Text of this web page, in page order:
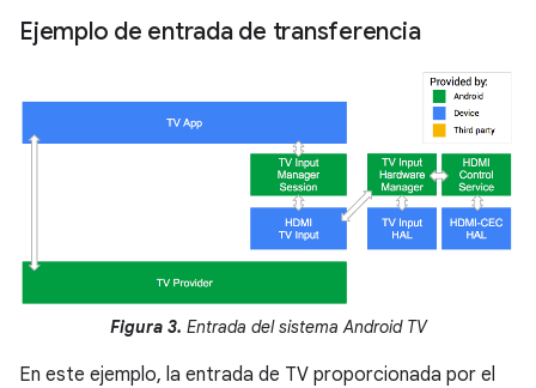
Ejemplo de entrada de transferencia
Figura 3. Entrada del sistema Android TV
En este ejemplo, la entrada de TV proporcionada por el